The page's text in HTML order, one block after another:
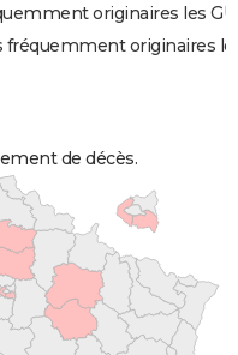
originaires les
originaires
de décès.